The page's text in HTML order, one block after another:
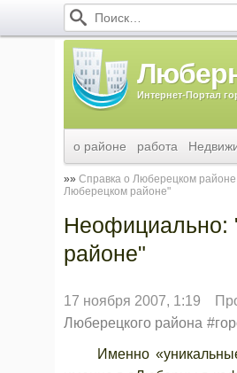
Интернет-Портал
о районе работа
Справка о Люберецком районе
Люберецком районе"
Неофициально:
районе"
17 ноября 2007, 1:19
Люберецкого района
Именно